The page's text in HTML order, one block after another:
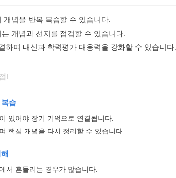
개념을 반복 복습할 수 있습니다.
개념과 선지를 점검할 수 있습니다.
하며 내신과 학력평가 대응력을 강화할 수 있습니다.
!
복습
있어야 장기 기억으로 연결됩니다.
핵심 개념을 다시 정리할 수 있습니다.
서 흔들리는 경우가 많습니다.